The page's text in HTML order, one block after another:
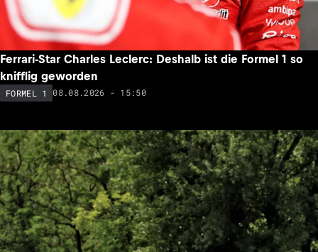
Ferrari-Star Charles Leclerc: Deshalb ist die Formel 1 so
knifflig geworden
FORMEL 1 08.08.2026 - 15:50